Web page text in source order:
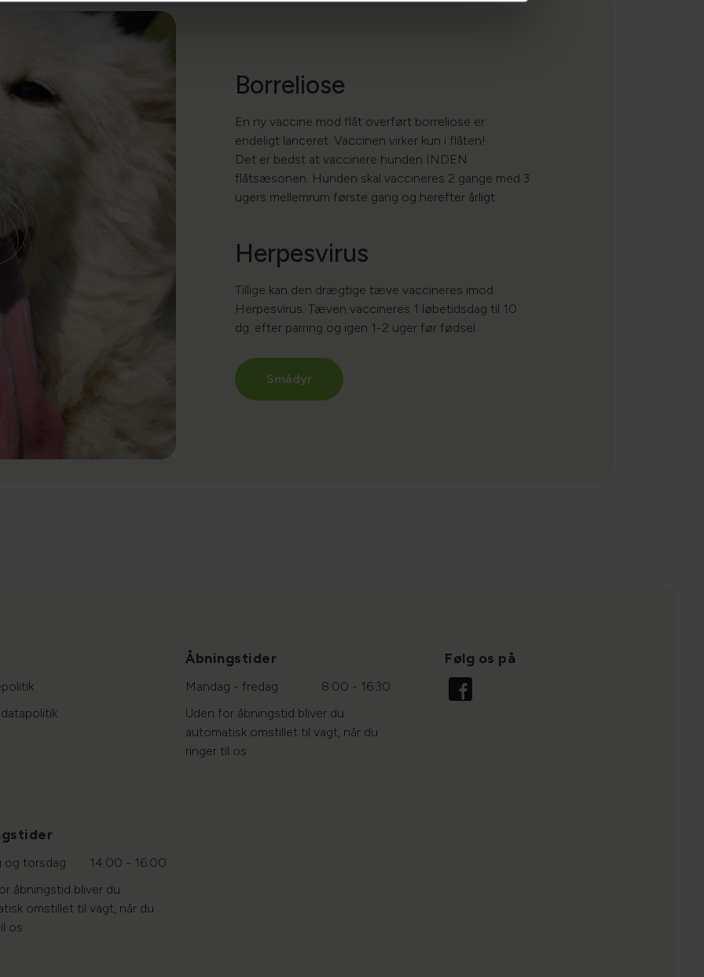
Borreliose​
En ny vaccine mod flåt overført borreliose er
endeligt lanceret. Vaccinen virker kun i flåten!
​Det er bedst at vaccinere hunden INDEN
flåtsæsonen. Hunden skal vaccineres 2 gange med 3
ugers mellemrum første gang og herefter årligt.
Herpesvirus
Tillige kan den drægtige tæve vaccineres imod
Herpesvirus.​ Tæven vaccineres 1 løbetidsdag til 10
dg. efter parring og igen 1-2 uger før fødsel.
Smådyr
Åbningstider
Mandag - fredag
8:00 - 16:30
Uden for åbningstid bliver du
automatisk omstillet til vagt, når du
ringer til os
Følg os på
og torsdag
14:00 - 16:00
åbningstid bliver du
omstillet til vagt, når du
os